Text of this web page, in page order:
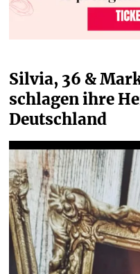
Silvia, 36 &
schlagen ihre
Deutschland